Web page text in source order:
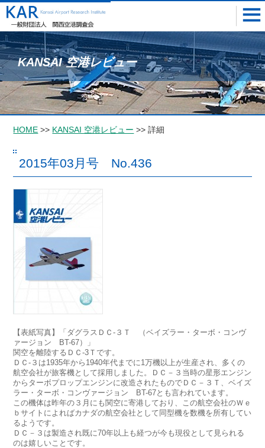
KANSAI 空港レビュー
HOME >> KANSAI 空港レビュー >> 詳細
2015年03月号 No.436
【表紙写真】「ダグラスＤＣ-３Ｔ （ベイズラー・ターボ・コンヴ
ァージョン BT-67）」
関空を離陸するＤＣ-3Ｔです。
ＤＣ-３は1935年から1940年代までに1万機以上が生産され、多くの
航空会社が旅客機として採用しました。ＤＣ－３当時の星形エンジン
からターボプロップエンジンに改造されたものでＤＣ－３Ｔ、ベイズ
ラー・ターボ・コンヴァージョン BT-67とも言われています。
この機体は昨年の３月にも関空に寄港しており、この航空会社のＷｅ
ｂサイトによればカナダの航空会社として同型機を数機を所有してい
るようです。
ＤＣ－３は製造され既に70年以上も経つが今も現役として見られる
のは嬉しいことです。